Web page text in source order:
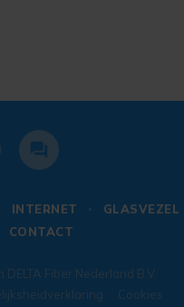
INTERNET GLASVEZEL
CONTACT
DELTA Fiber Nederland B.V.
Cookies